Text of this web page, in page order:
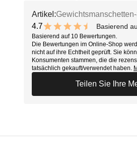
Artikel:
4.7
9.4 out of 10 stars
Basierend
Basierend auf 10 Bewertungen.
Die Bewertungen im Online-Shop
nicht auf ihre Echtheit geprüft. Sie
Konsumenten stammen, die die
tatsächlich gekauft/verwendet haben.
Teilen Sie Ihre